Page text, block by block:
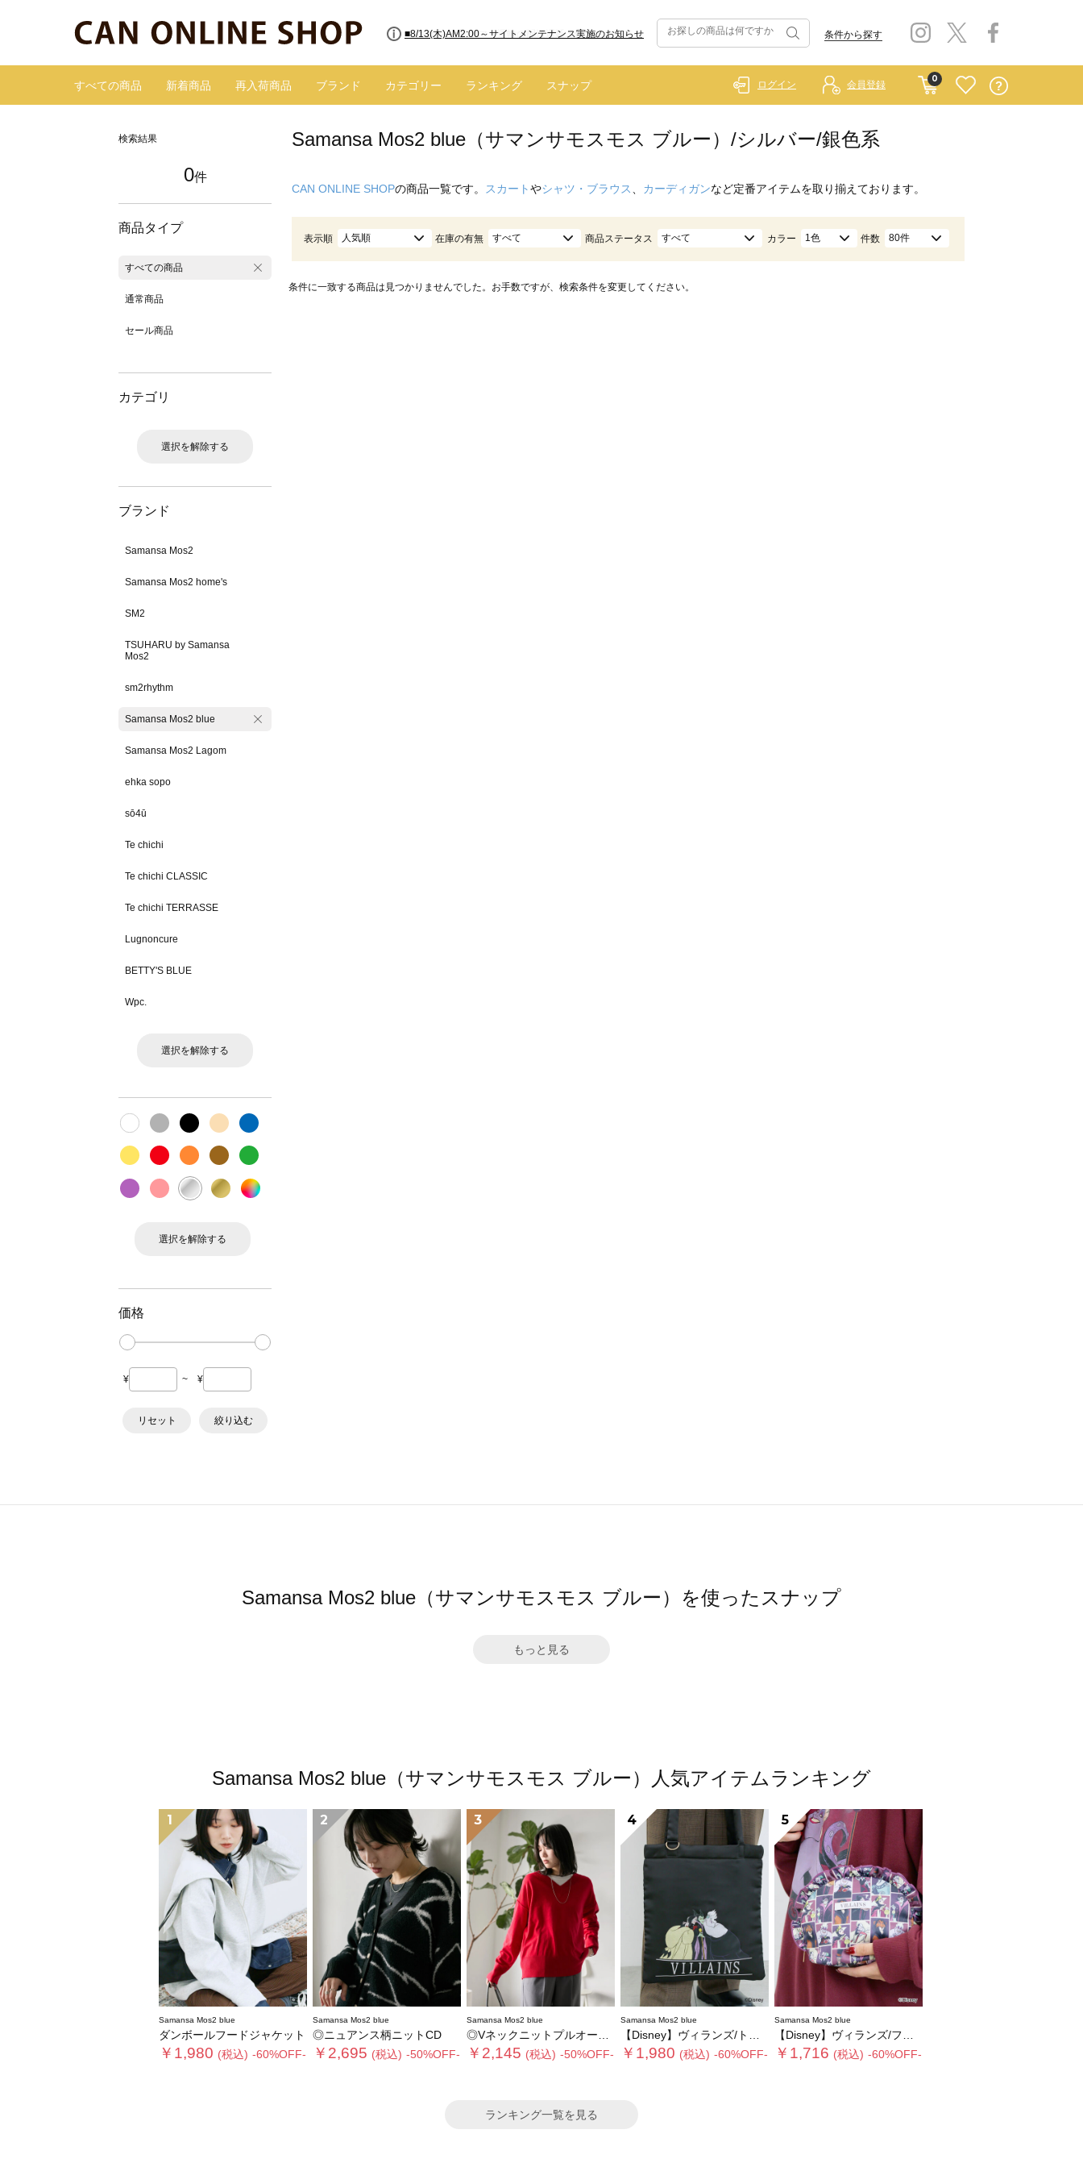
■8/13(木)AM2:00～サイトメンテナンス実施のお知らせ 条件から探す
すべての商品 新着商品 再入荷商品 ブランド カテゴリー ランキング スナップ
0
ログイン 会員登録
検索結果
0件
商品タイプ
すべての商品
通常商品
セール商品
カテゴリ
選択を解除する
ブランド
Samansa Mos2
Samansa Mos2 home's
SM2
TSUHARU by Samansa
Mos2
sm2rhythm
Samansa Mos2 blue
Samansa Mos2 Lagom
ehka sopo
sō4ū
Te chichi
Te chichi CLASSIC
Te chichi TERRASSE
Lugnoncure
BETTY'S BLUE
Wpc.
選択を解除する
選択を解除する
価格
¥ ~ ¥
リセット 絞り込む
Samansa Mos2 blue（サマンサモスモス ブルー）/シルバー/銀色系
CAN ONLINE SHOPの商品一覧です。 スカートやシャツ・ブラウス カーディガンなど定番アイテムを取り揃えております。
表示順 人気順 在庫の有無 すべて 商品ステータス すべて カラー 1色 件数 80件
条件に一致する商品は見つかりませんでした。お手数ですが、検索条件を変更してください。
Samansa Mos2 blue（サマンサモスモス ブルー）を使ったスナップ
もっと見る
Samansa Mos2 blue（サマンサモスモス ブルー）人気アイテムランキング
1
Samansa Mos2 blue
ダンボールフードジャケット
￥1,980 (税込) -60%OFF-
2
Samansa Mos2 blue
◎ニュアンス柄ニットCD
￥2,695 (税込) -50%OFF-
3
Samansa Mos2 blue
◎Vネックニットプルオーバー
￥2,145 (税込) -50%OFF-
4
Samansa Mos2 blue
【Disney】ヴィランズ/トートバッグ
￥1,980 (税込) -60%OFF-
5
Samansa Mos2 blue
【Disney】ヴィランズ/フリルポーチ
￥1,716 (税込) -60%OFF-
ランキング一覧を見る